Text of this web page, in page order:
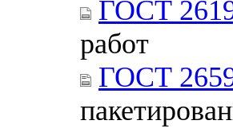
ГОСТ
работ
ГОСТ